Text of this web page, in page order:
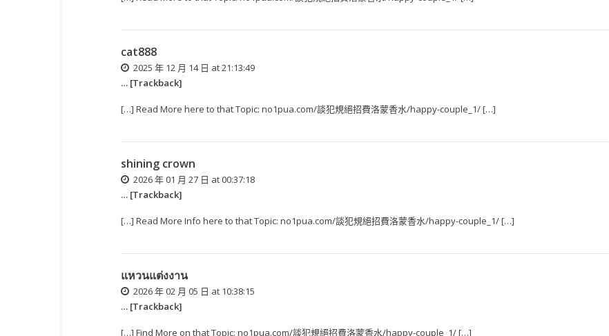
cat888
2025 年 12 月 14 日 at 21:13:49
… [Trackback]
[…] Read More here to that Topic: no1pua.com/談犯規絕招費洛蒙香水/happy-couple_1/ […]
shining crown
2026 年 01 月 27 日 at 00:37:18
… [Trackback]
[…] Read More Info here to that Topic: no1pua.com/談犯規絕招費洛蒙香水/happy-couple_1/ […]
แหวนแต่งงาน
2026 年 02 月 05 日 at 10:38:15
… [Trackback]
[…] Find More on that Topic: no1pua.com/談犯規絕招費洛蒙香水/happy-couple_1/ […]